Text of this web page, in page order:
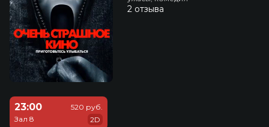
2 отзыва
23:00
Зал 8
520 руб.
2D